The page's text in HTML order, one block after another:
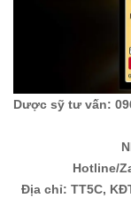
Dược sỹ tư vấn:
Hotline/
Địa chỉ: TT5C,